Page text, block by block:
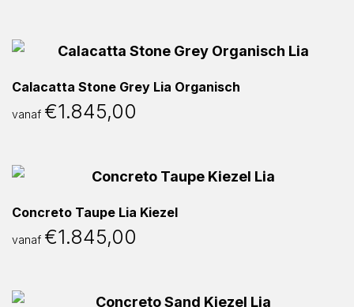
Calacatta Stone Grey Lia Organisch
vanaf €1.845,00
Concreto Taupe Lia Kiezel
vanaf €1.845,00